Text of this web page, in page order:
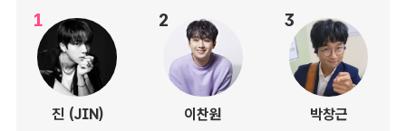
1
진 (JIN)
2
이찬원
3
박창근